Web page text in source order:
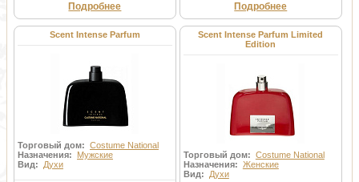
Подробнее Подробнее
Scent Intense Parfum
Торговый дом: Costume National
Назначения: Мужские
Вид: Духи
Scent Intense Parfum Limited
Edition
Торговый дом: Costume National
Назначения: Женские
Вид: Духи